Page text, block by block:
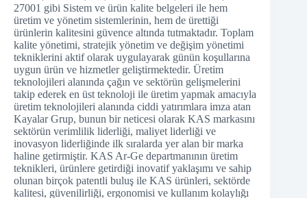
27001 gibi Sistem ve ürün kalite belgeleri ile hem
üretim ve yönetim sistemlerinin, hem de ürettiği
ürünlerin kalitesini güvence altında tutmaktadır. Toplam
kalite yönetimi, stratejik yönetim ve değişim yönetimi
tekniklerini aktif olarak uygulayarak günün koşullarına
uygun ürün ve hizmetler geliştirmektedir. Üretim
teknolojileri alanında çağın ve sektörün gelişmelerini
takip ederek en üst teknoloji ile üretim yapmak amacıyla
üretim teknolojileri alanında ciddi yatırımlara imza atan
Kayalar Grup, bunun bir neticesi olarak KAS markasını
sektörün verimlilik liderliği, maliyet liderliği ve
inovasyon liderliğinde ilk sıralarda yer alan bir marka
haline getirmiştir. KAS Ar-Ge departmanının üretim
teknikleri, ürünlere getirdiği inovatif yaklaşımı ve sahip
olunan birçok patentli buluş ile KAS ürünleri, sektörde
kalitesi, güvenilirliği, ergonomisi ve kullanım kolaylığı